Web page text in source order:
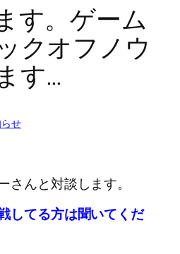
す。ゲーム
クオフノウ
す…
せ
さんと対談します。
してる方は聞いてくだ